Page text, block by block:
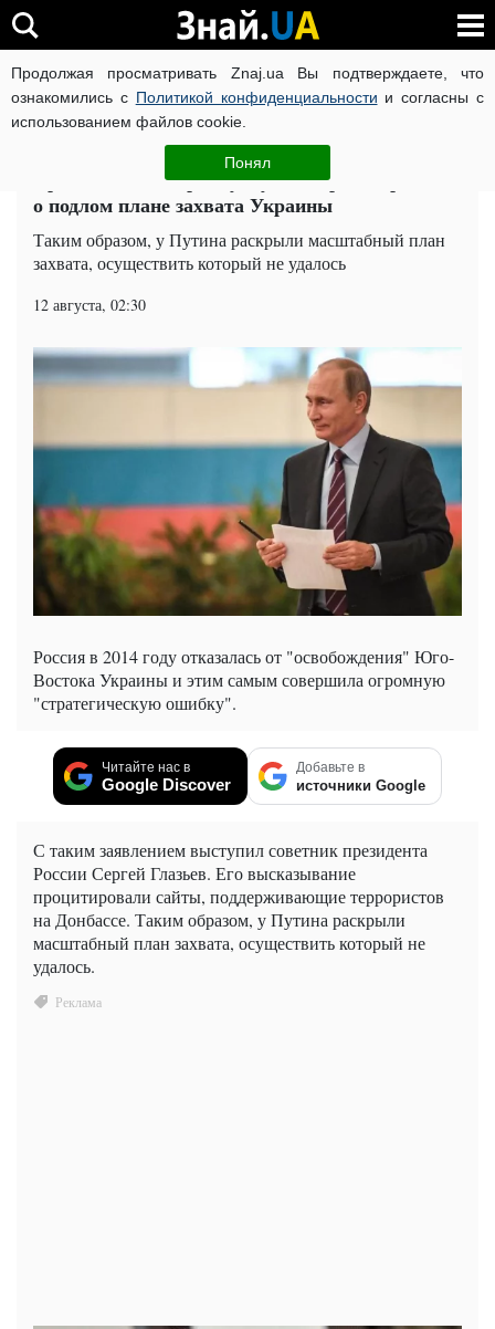
Продолжая просматривать Znaj.ua Вы подтверждаете, что
ознакомились с Политикой конфиденциальности и согласны с
использованием файлов cookie.
Понял
ВОЙНА РОССИИ ПРОТИВ УКРАИНЫ КОРОНАВИРУС В
ЧИТАТИ УКРАЇНСЬКОЮ
Кровавый блицкриг: у Путина проговорились
о подлом плане захвата Украины
Таким образом, у Путина раскрыли масштабный план
захвата, осуществить который не удалось
12 августа, 02:30
Россия в 2014 году отказалась от "освобождения" Юго-
Востока Украины и этим самым совершила огромную
"стратегическую ошибку".
Читайте нас в
Google Discover
Добавьте в
источники Google
С таким заявлением выступил советник президента
России Сергей Глазьев. Его высказывание
процитировали сайты, поддерживающие террористов
на Донбассе. Таким образом, у Путина раскрыли
масштабный план захвата, осуществить который не
удалось.